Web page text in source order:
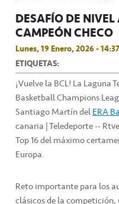
DESAFÍO DE
CAMPEÓN CHECO
Lunes, 19 Enero, 2026 - 14:37
ETIQUETAS:
¡Vuelve la BCL! La Laguna
Basketball Champions
Santiago Martín delERA
canaria | Teledeporte --
Top 16 del máximo
Europa.
Reto importante para los
clásicos de la